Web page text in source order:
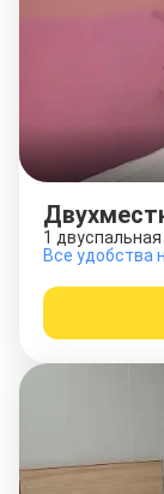
1
Все удобства